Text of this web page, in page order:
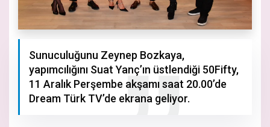
Sunuculuğunu Zeynep Bozkaya,
yapımcılığını Suat Yanç’ın üstlendiği 50Fifty,
11 Aralık Perşembe akşamı saat 20.00’de
Dream Türk TV’de ekrana geliyor.